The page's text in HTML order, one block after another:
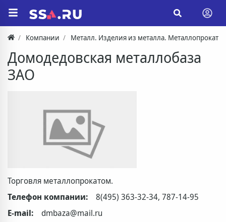
Компании Металл. Изделия из металла. Металлопрокат
Домодедовская металлобаза
ЗАО
Торговля металлопрокатом.
Телефон компании:
8(495) 363-32-34, 787-14-95
E-mail:
dmbaza@mail.ru